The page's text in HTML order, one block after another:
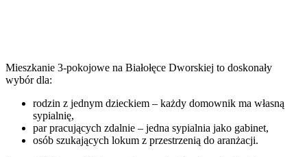
Mieszkanie 3-pokojowe na Białołęce Dworskiej to doskonały
wybór dla:
rodzin z jednym dzieckiem – każdy domownik ma własną
sypialnię,
par pracujących zdalnie – jedna sypialnia jako gabinet,
osób szukających lokum z przestrzenią do aranżacji.